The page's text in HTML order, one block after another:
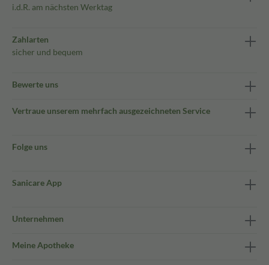
i.d.R. am nächsten Werktag
Zahlarten
sicher und bequem
Bewerte uns
Vertraue unserem mehrfach ausgezeichneten Service
Folge uns
Sanicare App
Unternehmen
Meine Apotheke